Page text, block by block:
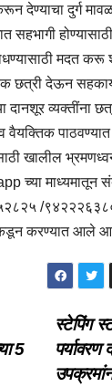
देण्याचा दुर्ग
सहभागी
मदत
छत्री देऊन
दानशूर व्यक्तींना
वैयक्तिक
खालील
च्या माध्यमातून
/
कडून करण्यात आले
स्टेपिंग
पर्यावरण
5